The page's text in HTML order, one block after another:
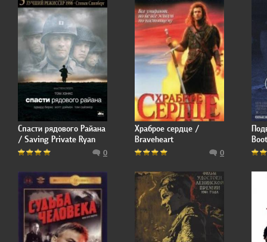
Спасти рядового Райана
/ Saving Private Ryan
0
Храброе сердце /
Braveheart
0
Boot